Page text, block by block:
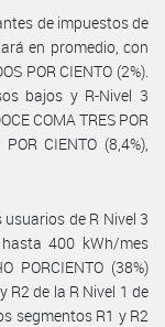
de impuestos de
en promedio, con
POR CIENTO (2%).
bajos y R-Nivel 3
COMA TRES POR
CIENTO (8,4%),
de R Nivel 3
400 kWh/mes
PORCIENTO (38%)
R2 de la R Nivel 1 de
segmentos R1 y R2